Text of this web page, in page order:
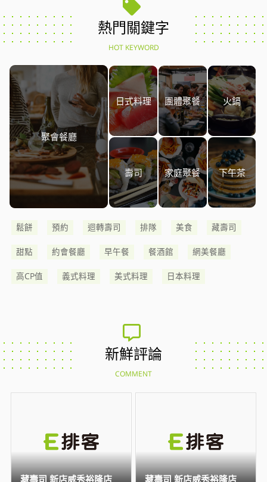
熱門關鍵字
HOT KEYWORD
聚會餐廳
日式料理 團體聚餐 火鍋
壽司 家庭聚餐 下午茶
鬆餅 預約 迴轉壽司 排隊 美食 藏壽司
甜點 約會餐廳 早午餐 餐酒館 網美餐廳
高CP值 義式料理 美式料理 日本料理
新鮮評論
COMMENT
藏壽司 新店威秀裕隆店 藏壽司 新店威秀裕隆店